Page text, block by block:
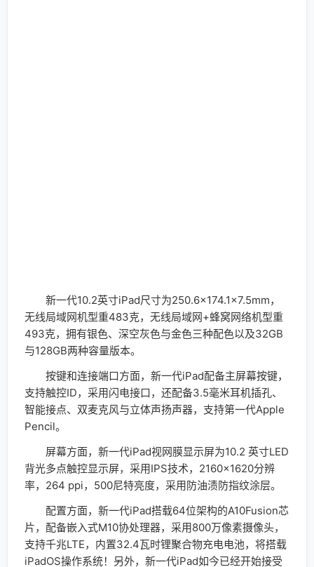
新一代10.2英寸iPad尺寸为250.6×174.1×7.5mm，
无线局域网机型重483克，无线局域网+蜂窝网络机型重
493克，拥有银色、深空灰色与金色三种配色以及32GB
与128GB两种容量版本。
按键和连接端口方面，新一代iPad配备主屏幕按键，
支持触控ID，采用闪电接口，还配备3.5毫米耳机插孔、
智能接点、双麦克风与立体声扬声器，支持第一代Apple
Pencil。
屏幕方面，新一代iPad视网膜显示屏为10.2 英寸LED
背光多点触控显示屏，采用IPS技术，2160×1620分辨
率，264 ppi，500尼特亮度，采用防油渍防指纹涂层。
配置方面，新一代iPad搭载64位架构的A10Fusion芯
片，配备嵌入式M10协处理器，采用800万像素摄像头，
支持千兆LTE，内置32.4瓦时锂聚合物充电电池，将搭载
iPadOS操作系统！另外，新一代iPad如今已经开始接受